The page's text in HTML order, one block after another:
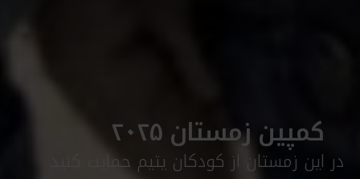
کمپین زمستان ۲۰۲۵
در این زمستان از کودکان یتیم حمایت کنید